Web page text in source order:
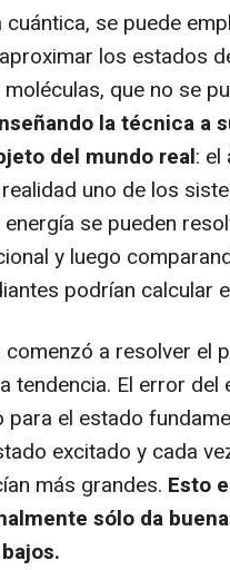
cuántica, se puede
los estados
que no se
la técnica a
del mundo real:
uno de los
se pueden
y luego
podrían calcular
a resolver el
tendencia. El error
para el estado
excitado y cada
más grandes. Esto
sólo da